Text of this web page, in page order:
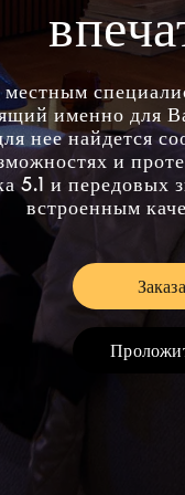
именно для
нее найдется
и
5.1 и передовых
встроенным